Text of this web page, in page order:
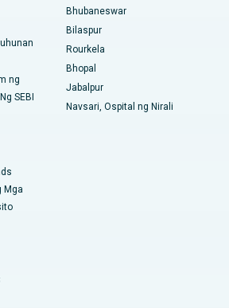
sa KK Nagar, Madurai
sa Ramji Nagar, Nellore
sa Sektor-19, Rourkela
sa Swargate, Pune
ng Kanser ng Kababaihan sa Timog
ng
SEBI
Mga
Bhubaneswar
Bilaspur
Rourkela
Bhopal
Jabalpur
Navsari, Ospital ng Nirali